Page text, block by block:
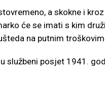
a skokne i kroz
će se imati s kim
na putnim
službeni posjet 1941.